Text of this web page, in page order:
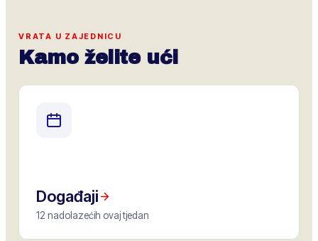
VRATA U ZAJEDNICU
Kamo želite ući
Događaji
12 nadolazećih ovaj tjedan